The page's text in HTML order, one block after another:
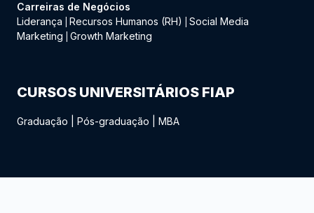
Carreiras de Negócios
Liderança
Recursos Humanos (RH)
Social Media
Marketing
Growth Marketing
CURSOS UNIVERSITÁRIOS FIAP
Graduação Pós-graduação MBA